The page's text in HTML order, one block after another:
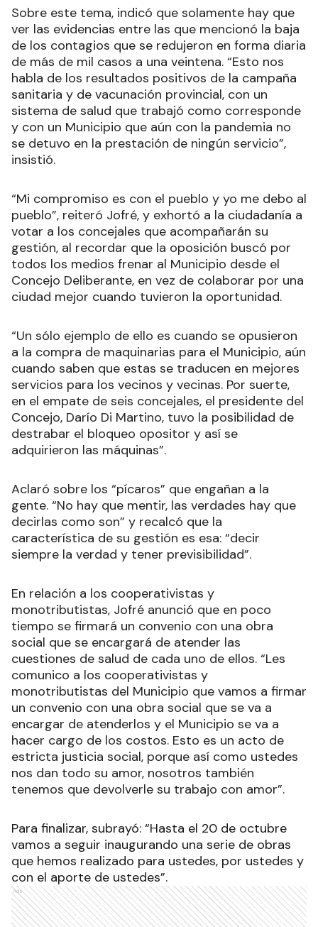
Sobre este tema, indicó que solamente hay que
ver las evidencias entre las que mencionó la baja
de los contagios que se redujeron en forma diaria
de más de mil casos a una veintena. “Esto nos
habla de los resultados positivos de la campaña
sanitaria y de vacunación provincial, con un
sistema de salud que trabajó como corresponde
y con un Municipio que aún con la pandemia no
se detuvo en la prestación de ningún servicio”,
insistió.
“Mi compromiso es con el pueblo y yo me debo al
pueblo”, reiteró Jofré, y exhortó a la ciudadanía a
votar a los concejales que acompañarán su
gestión, al recordar que la oposición buscó por
todos los medios frenar al Municipio desde el
Concejo Deliberante, en vez de colaborar por una
ciudad mejor cuando tuvieron la oportunidad.
“Un sólo ejemplo de ello es cuando se opusieron
a la compra de maquinarias para el Municipio, aún
cuando saben que estas se traducen en mejores
servicios para los vecinos y vecinas. Por suerte,
en el empate de seis concejales, el presidente del
Concejo, Darío Di Martino, tuvo la posibilidad de
destrabar el bloqueo opositor y así se
adquirieron las máquinas”.
Aclaró sobre los “pícaros” que engañan a la
gente. “No hay que mentir, las verdades hay que
decirlas como son” y recalcó que la
característica de su gestión es esa: “decir
siempre la verdad y tener previsibilidad”.
En relación a los cooperativistas y
monotributistas, Jofré anunció que en poco
tiempo se firmará un convenio con una obra
social que se encargará de atender las
cuestiones de salud de cada uno de ellos. “Les
comunico a los cooperativistas y
monotributistas del Municipio que vamos a firmar
un convenio con una obra social que se va a
encargar de atenderlos y el Municipio se va a
hacer cargo de los costos. Esto es un acto de
estricta justicia social, porque así como ustedes
nos dan todo su amor, nosotros también
tenemos que devolverle su trabajo con amor”.
Para finalizar, subrayó: “Hasta el 20 de octubre
vamos a seguir inaugurando una serie de obras
que hemos realizado para ustedes, por ustedes y
con el aporte de ustedes”.
Ads